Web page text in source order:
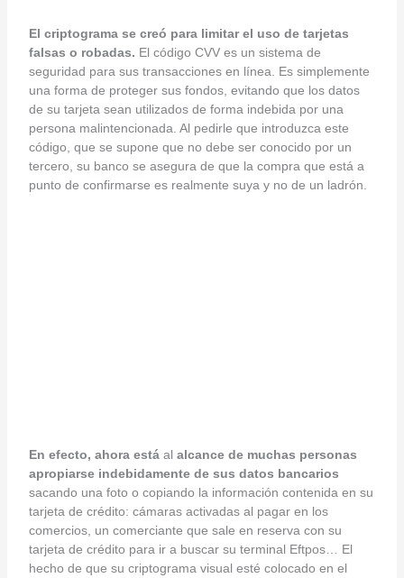
El criptograma se creó para limitar el uso de tarjetas
falsas o robadas. El código CVV es un sistema de
seguridad para sus transacciones en línea. Es simplemente
una forma de proteger sus fondos, evitando que los datos
de su tarjeta sean utilizados de forma indebida por una
persona malintencionada. Al pedirle que introduzca este
código, que se supone que no debe ser conocido por un
tercero, su banco se asegura de que la compra que está a
punto de confirmarse es realmente suya y no de un ladrón.
En efecto, ahora está al alcance de muchas personas
apropiarse indebidamente de sus datos bancarios
sacando una foto o copiando la información contenida en su
tarjeta de crédito: cámaras activadas al pagar en los
comercios, un comerciante que sale en reserva con su
tarjeta de crédito para ir a buscar su terminal Eftpos… El
hecho de que su criptograma visual esté colocado en el